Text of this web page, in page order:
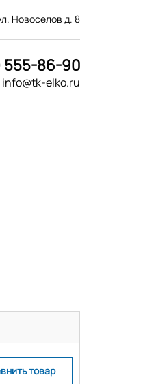
Новоселов д. 8
555-86-90
info@tk-elko.ru
товар